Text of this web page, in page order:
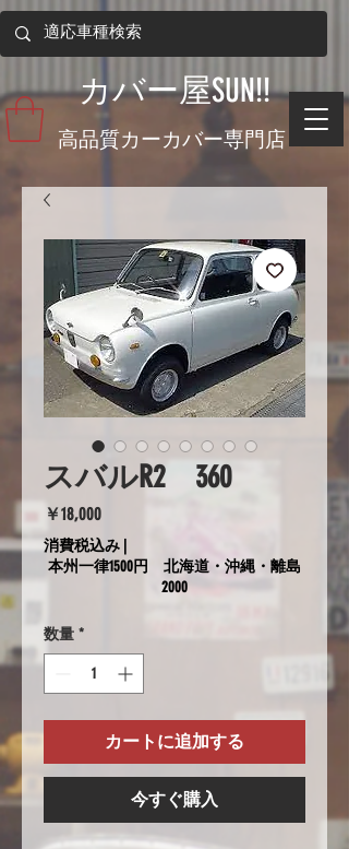
​高品質カーカバー専門店
​カバー屋SUN!!
スバルR2 360
￥18,000価
格
消費税込み
本州一律1500円 北海道・沖縄・離島
2000
数量 *
カートに追加する
今すぐ購入